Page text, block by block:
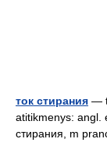
ток стирания —
atitikmenys: angl.
стирания, m